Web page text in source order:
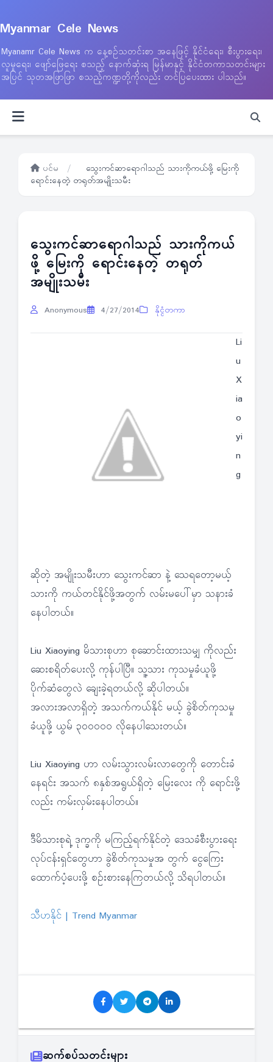
Myanmar Cele News
Myanamr Cele News က နေ့စဉ်သတင်းစာ အနေဖြင့် နိုင်ငံရေး၊ စီးပွားရေး၊
လူမှုရေး၊ ဖျော်ဖြေရေး စသည့် နောက်ဆုံးရ မြန်မာနှင့် နိုင်ငံတကာသတင်းများ
အပြင် သုတအဖြာဖြာ စသည့်ကဏ္ဍတို့ကိုလည်း တင်ပြပေးထား ပါသည်။
ပင်မ /
သွေးကင်ဆာရောဂါသည် သားကိုကယ်ဖို့ မြေးကို
ရောင်းနေတဲ့ တရုတ်အမျိုးသမီး
သွေးကင်ဆာရောဂါသည် သားကိုကယ်
ဖို့ မြေးကို ရောင်းနေတဲ့ တရုတ်
အမျိုးသမီး
Anonymous 4/27/2014 နိုင္ငံတကာ
Li
u
X
ia
o
yi
n
g
ဆိုတဲ့ အမျိုးသမီးဟာ သွေးကင်ဆာ နဲ့ သေရတော့မယ့်
သားကို ကယ်တင်နိုင်ဖို့အတွက် လမ်းမပေါ်မှာ သနားခံ
နေပါတယ်။
Liu Xiaoying မိသားစုဟာ စုဆောင်းထားသမျှ ကိုလည်း
ဆေးစရိတ်ပေးလို့ ကုန်ပါပြီ။ သူ့သား ကုသမှုခံယူဖို့
ပိုက်ဆံတွေလဲ ချေးခဲ့ရတယ်လို့ ဆိုပါတယ်။
အလားအလာရှိတဲ့ အသက်ကယ်နိုင် မယ့် ခွဲစိတ်ကုသမှု
ခံယူဖို့ ယွမ် ၃၀၀၀၀၀ လိုနေပါသေးတယ်။
Liu Xiaoying ဟာ လမ်းသွားလမ်းလာတွေကို တောင်းခံ
နေရင်း အသက် ၈နှစ်အရွယ်ရှိတဲ့ မြေးလေး ကို ရောင်းဖို့
လည်း ကမ်းလှမ်းနေပါတယ်။
ဒီမိသားစုရဲ့ ဒုက္ခကို မကြည့်ရက်နိုင်တဲ့ ဒေသခံစီးပွားရေး
လုပ်ငန်းရှင်တွေဟာ ခွဲစိတ်ကုသမှုအ တွက် ငွေကြေး
ထောက်ပံ့ပေးဖို့ စဉ်းစားနေကြတယ်လို့ သိရပါတယ်။
သီဟနိုင် | Trend Myanmar
ဆက်စပ်သတင်းများ